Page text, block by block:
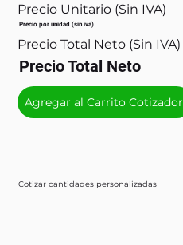
Cotizar cantidades personalizadas
Precio Unitario (Sin IVA)
Precio por unidad (sin iva)
Precio Total Neto (Sin IVA)
Precio Total Neto
Agregar al Carrito Cotizador